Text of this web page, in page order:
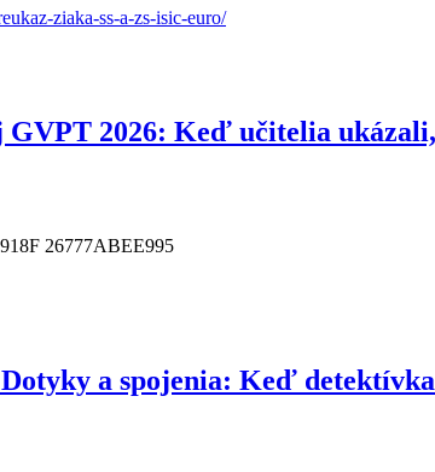
ziaka-ss-a-zs-isic-euro/
2026: Keď učitelia
a spojenia: Keď